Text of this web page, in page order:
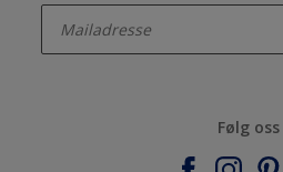
Følg oss